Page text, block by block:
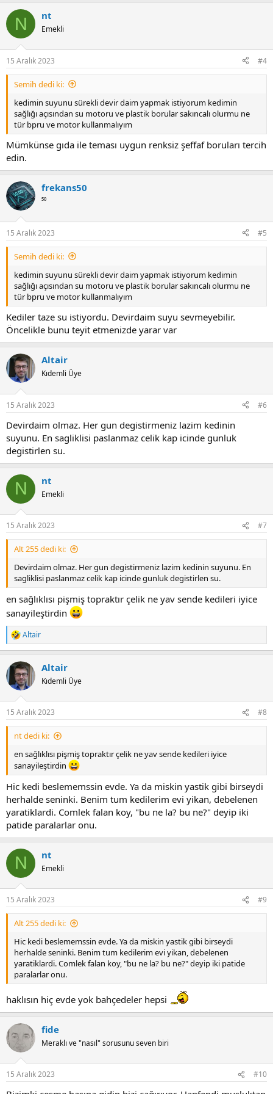
c
i
s
:
N nt
Emekli
15 Aralık 2023 #4
Semih dedi ki:
kedimin suyunu sürekli devir daim yapmak istiyorum kedimin
sağlığı açısından su motoru ve plastik borular sakıncalı olurmu ne
tür bpru ve motor kullanmalıyım
Mümkünse gıda ile teması uygun renksiz şeffaf boruları tercih
edin.
frekans50
⁵⁰
15 Aralık 2023 #5
Semih dedi ki:
kedimin suyunu sürekli devir daim yapmak istiyorum kedimin
sağlığı açısından su motoru ve plastik borular sakıncalı olurmu ne
tür bpru ve motor kullanmalıyım
Kediler taze su istiyordu. Devirdaim suyu sevmeyebilir.
Öncelikle bunu teyit etmenizde yarar var
Altair
Kıdemli Üye
15 Aralık 2023 #6
Devirdaim olmaz. Her gun degistirmeniz lazim kedinin
suyunu. En sagliklisi paslanmaz celik kap icinde gunluk
degistirlen su.
N nt
Emekli
15 Aralık 2023 #7
Alt 255 dedi ki:
Devirdaim olmaz. Her gun degistirmeniz lazim kedinin suyunu. En
sagliklisi paslanmaz celik kap icinde gunluk degistirlen su.
en sağlıklısı pişmiş topraktır çelik ne yav sende kedileri iyice
sanayileştirdin
R
e
c
i
s
:
Altair
Altair
Kıdemli Üye
15 Aralık 2023 #8
nt dedi ki:
en sağlıklısı pişmiş topraktır çelik ne yav sende kedileri iyice
sanayileştirdin
Hic kedi beslememssin evde. Ya da miskin yastik gibi birseydi
herhalde seninki. Benim tum kedilerim evi yikan, debelenen
yaratiklardi. Comlek falan koy, "bu ne la? bu ne?" deyip iki
patide paralarlar onu.
N nt
Emekli
15 Aralık 2023 #9
Alt 255 dedi ki:
Hic kedi beslememssin evde. Ya da miskin yastik gibi birseydi
herhalde seninki. Benim tum kedilerim evi yikan, debelenen
yaratiklardi. Comlek falan koy, "bu ne la? bu ne?" deyip iki patide
paralarlar onu.
haklısın hiç evde yok bahçedeler hepsi
fide
Meraklı ve "nasıl" sorusunu seven biri
15 Aralık 2023 #10